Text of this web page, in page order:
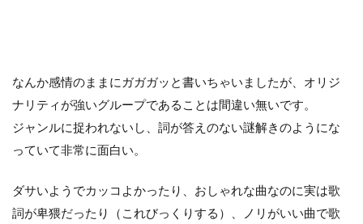
なんか感情のままにガガガッと書いちゃいましたが、オリジ
ナリティが強いグループであることは間違い無いです。
ジャンルに捉われないし、詞が答えのない謎解きのようにな
っていて非常に面白い。
ダサいようでカッコよかったり、おしゃれな曲なのに実は歌
詞が卑猥だったり（これびっくりする）、ノリがいい曲で歌